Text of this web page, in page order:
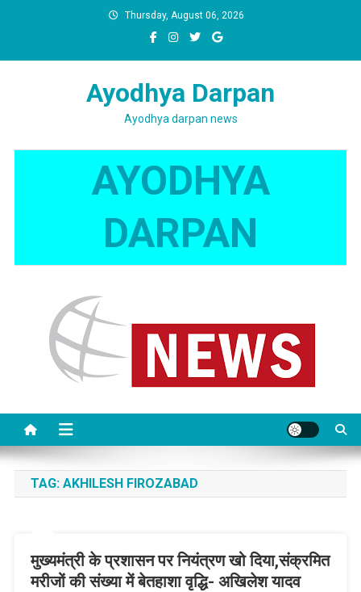
Thursday, August 06, 2026
Ayodhya Darpan
Ayodhya darpan news
AYODHYA
DARPAN
TAG: AKHILESH FIROZABAD
मुख्यमंत्री के प्रशासन पर नियंत्रण खो दिया,संक्रमित
मरीजों की संख्या में बेतहाशा वृद्धि- अखिलेश यादव